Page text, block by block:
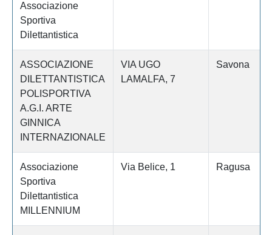
Associazione
Sportiva
Dilettantistica
ASSOCIAZIONE
DILETTANTISTICA
POLISPORTIVA
A.G.I. ARTE
GINNICA
INTERNAZIONALE
VIA UGO
LAMALFA, 7
Savona
Associazione
Sportiva
Dilettantistica
MILLENNIUM
Via Belice, 1 Ragusa